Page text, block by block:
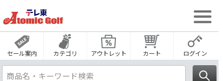
セール案内 カテゴリ アウトレット カート ログイン